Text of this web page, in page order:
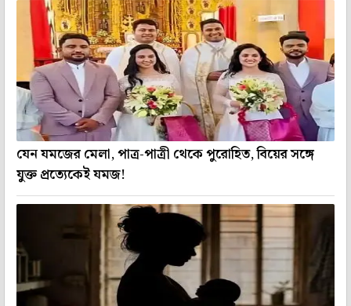
যেন যমজের মেলা, পাত্র-পাত্রী থেকে পুরোহিত, বিয়ের সঙ্গে
যুক্ত প্রত্যেকেই যমজ!